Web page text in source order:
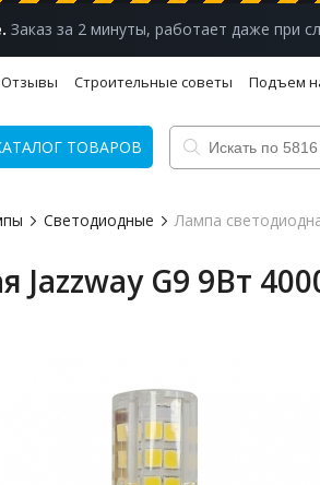
Заказ за 2 минуты, работает даже при
Отзывы Строительные советы Подъем
ТОВАРОВ
Светодиодные Лампа
Jazzway G9 9Вт